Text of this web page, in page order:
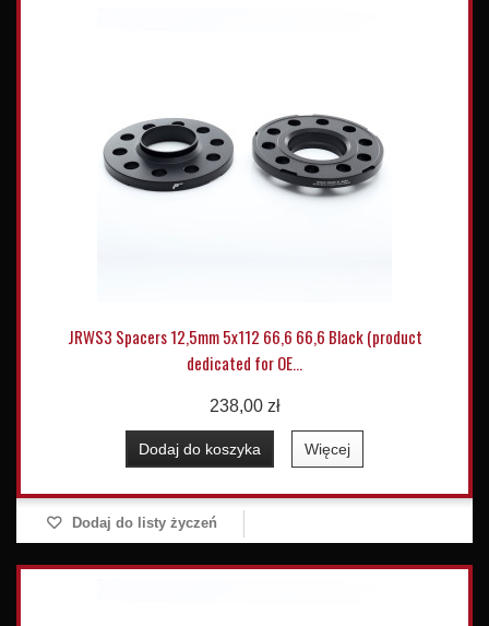
JRWS3 Spacers 12,5mm 5x112 66,6 66,6 Black (product
dedicated for OE...
238,00 zł
Dodaj do koszyka Więcej
Dodaj do listy życzeń